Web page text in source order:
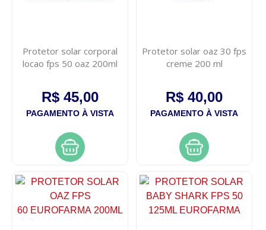
Protetor solar corporal
locao fps 50 oaz 200ml
R$ 45,00
PAGAMENTO À VISTA
Protetor solar oaz 30 fps
creme 200 ml
R$ 40,00
PAGAMENTO À VISTA